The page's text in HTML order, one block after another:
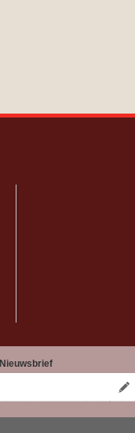
Nieuwsbrief